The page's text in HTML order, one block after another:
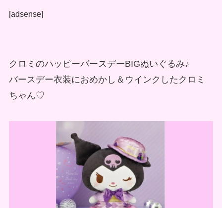
[adsense]
クロミのハッピーバースデーBIGぬいぐるみ♪
バースデー衣装におめかし＆ウインクしたクロミ
ちゃん♡